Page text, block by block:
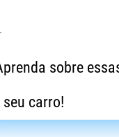
sobre
carro!